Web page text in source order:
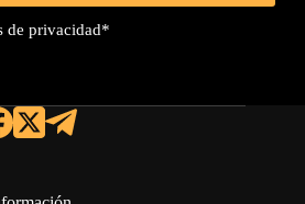
de privacidad*